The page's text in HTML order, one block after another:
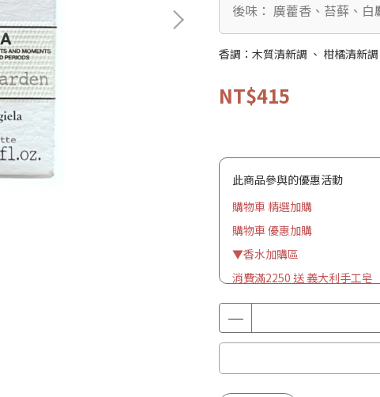
後味： 廣藿香、苔藓、白
香調：木質清新調 、 柑橘清新調
NT$415
此商品參與的優惠活動
購物車 精選加購
購物車 優惠加購
▼香水加購區
消費滿2250 送 義大利手工皂